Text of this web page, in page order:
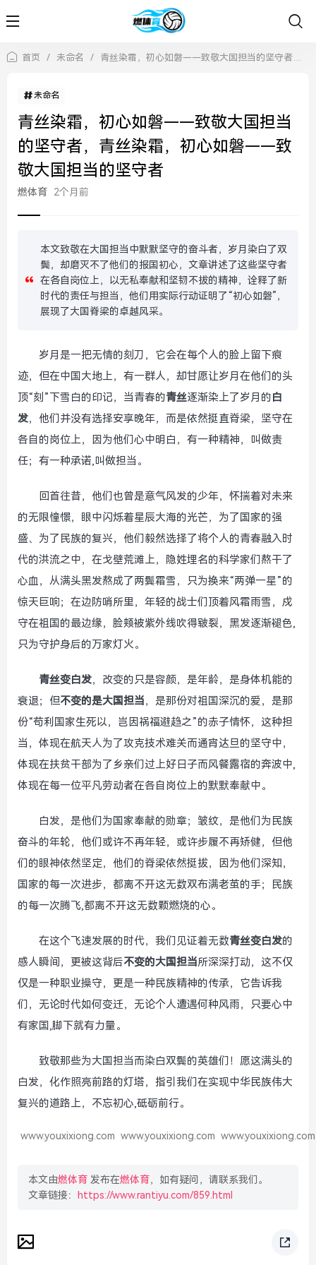
首页 / 未命名 / 青丝染霜，初心如磐——致敬大国担当的坚守者，青丝染霜，初心如磐——致敬大国担当的坚守者
未命名
青丝染霜，初心如磐——致敬大国担当
的坚守者，青丝染霜，初心如磐——致
敬大国担当的坚守者
燃体育 2个月前
本文致敬在大国担当中默默坚守的奋斗者，岁月染白了双
鬓，却磨灭不了他们的报国初心，文章讲述了这些坚守者
在各自岗位上，以无私奉献和坚韧不拔的精神，诠释了新
时代的责任与担当，他们用实际行动证明了“初心如磐”，
展现了大国脊梁的卓越风采。
岁月是一把无情的刻刀，它会在每个人的脸上留下痕
迹，但在中国大地上，有一群人，却甘愿让岁月在他们的头
顶“刻”下雪白的印记，当青春的青丝逐渐染上了岁月的白
发，他们并没有选择安享晚年，而是依然挺直脊梁，坚守在
各自的岗位上，因为他们心中明白，有一种精神，叫做责
任；有一种承诺,叫做担当。
回首往昔，他们也曾是意气风发的少年，怀揣着对未来
的无限憧憬，眼中闪烁着星辰大海的光芒，为了国家的强
盛、为了民族的复兴，他们毅然选择了将个人的青春融入时
代的洪流之中，在戈壁荒滩上，隐姓埋名的科学家们熬干了
心血，从满头黑发熬成了两鬓霜雪，只为换来“两弹一星”的
惊天巨响；在边防哨所里，年轻的战士们顶着风霜雨雪，戍
守在祖国的最边缘，脸颊被紫外线吹得皲裂，黑发逐渐褪色,
只为守护身后的万家灯火。
青丝变白发，改变的只是容颜，是年龄，是身体机能的
衰退；但不变的是大国担当，是那份对祖国深沉的爱，是那
份“苟利国家生死以，岂因祸福避趋之”的赤子情怀，这种担
当，体现在航天人为了攻克技术难关而通宵达旦的坚守中，
体现在扶贫干部为了乡亲们过上好日子而风餐露宿的奔波中,
体现在每一位平凡劳动者在各自岗位上的默默奉献中。
白发，是他们为国家奉献的勋章；皱纹，是他们为民族
奋斗的年轮，他们或许不再年轻，或许步履不再矫健，但他
们的眼神依然坚定，他们的脊梁依然挺拔，因为他们深知，
国家的每一次进步，都离不开这无数双布满老茧的手；民族
的每一次腾飞,都离不开这无数颗燃烧的心。
在这个飞速发展的时代，我们见证着无数青丝变白发的
感人瞬间，更被这背后不变的大国担当所深深打动，这不仅
仅是一种职业操守，更是一种民族精神的传承，它告诉我
们，无论时代如何变迁，无论个人遭遇何种风雨，只要心中
有家国,脚下就有力量。
致敬那些为大国担当而染白双鬓的英雄们！愿这满头的
白发，化作照亮前路的灯塔，指引我们在实现中华民族伟大
复兴的道路上，不忘初心,砥砺前行。
www.youxixiong.com www.youxixiong.com www.youxixiong.com
本文由燃体育 发布在燃体育，如有疑问，请联系我们。
文章链接：
https://www.rantiyu.com/859.html